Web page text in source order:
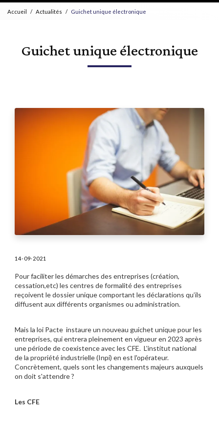
Accueil Actualités Guichet unique électronique
Guichet unique électronique
14-09-2021
Pour faciliter les démarches des entreprises (création,
cessation,etc) les centres de formalité des entreprises
reçoivent le dossier unique comportant les déclarations qu’ils
diffusent aux différents organismes ou administration.
Mais la loi Pacte instaure un nouveau guichet unique pour les
entreprises, qui entrera pleinement en vigueur en 2023 après
une période de coexistence avec les CFE. L'institut national
de la propriété industrielle (Inpi) en est l'opérateur.
Concrètement, quels sont les changements majeurs auxquels
on doit s'attendre ?
Les CFE